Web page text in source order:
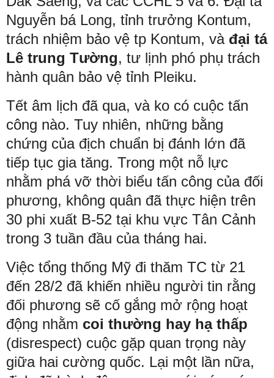
Nguyễn bá Long, tỉnh trưởng Kontum,
trách nhiệm bảo vệ tp Kontum, và đại tá
Lê trung Tường, tư lịnh phó phụ trách
hành quân bảo vệ tỉnh Pleiku.
Tết âm lịch đã qua, và ko có cuộc tấn
công nào. Tuy nhiên, những bằng
chứng của địch chuẩn bị đánh lớn đã
tiếp tục gia tăng. Trong một nỗ lực
nhằm phá vỡ thời biểu tấn công của đối
phương, không quân đã thực hiện trên
30 phi xuất B-52 tại khu vực Tân Cảnh
trong 3 tuần đầu của tháng hai.
Việc tổng thống Mỹ đi thăm TC từ 21
đến 28/2 đã khiến nhiều người tin rằng
đối phương sẽ cố gắng mở rộng hoạt
động nhằm coi thường hay hạ thấp
(disrespect) cuộc gặp quan trọng này
giữa hai cường quốc. Lại một lần nữa,